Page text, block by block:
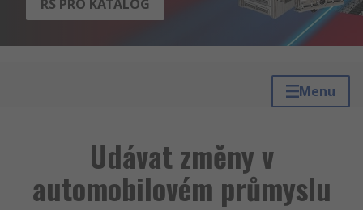
RS PRO KATALOG
Menu
Udávat změny v
automobilovém průmyslu